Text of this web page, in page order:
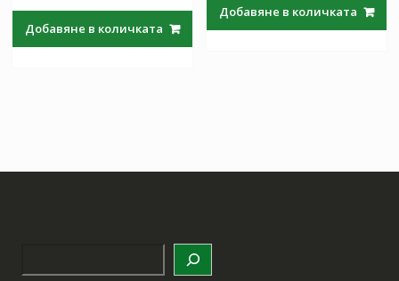
97.97 лв..57.64 лв..
Добавяне в количката
97.97 лв..57.64
Добавяне в количката